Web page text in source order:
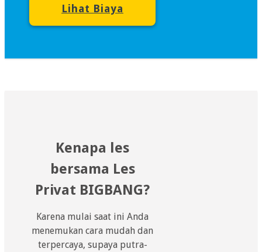
Lihat Biaya
Kenapa les
bersama Les
Privat BIGBANG?
Karena mulai saat ini Anda
menemukan cara mudah dan
terpercaya, supaya putra-